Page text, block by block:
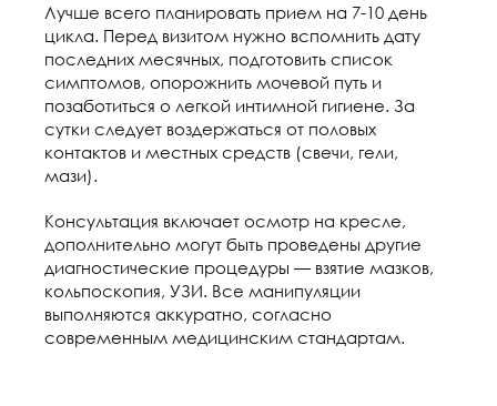
Лучше всего планировать прием на 7-10 день
цикла. Перед визитом нужно вспомнить дату
последних месячных, подготовить список
симптомов, опорожнить мочевой путь и
позаботиться о легкой интимной гигиене. За
сутки следует воздержаться от половых
контактов и местных средств (свечи, гели,
мази).
Консультация включает осмотр на кресле,
дополнительно могут быть проведены другие
диагностические процедуры — взятие мазков,
кольпоскопия, УЗИ. Все манипуляции
выполняются аккуратно, согласно
современным медицинским стандартам.